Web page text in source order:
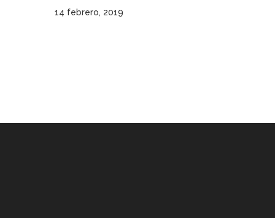
14 febrero, 2019